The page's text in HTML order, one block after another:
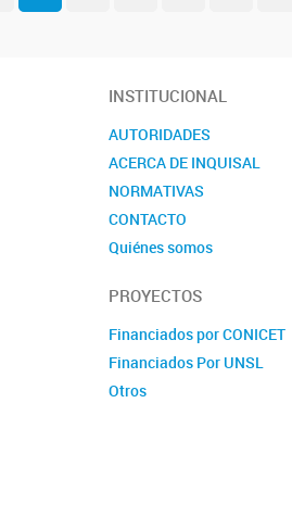
INSTITUCIONAL
AUTORIDADES
ACERCA DE INQUISAL
NORMATIVAS
CONTACTO
Quiénes somos
PROYECTOS
Financiados por CONICET
Financiados Por UNSL
Otros